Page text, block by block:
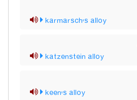
karmarsch's alloy
katzenstein alloy
keen's alloy